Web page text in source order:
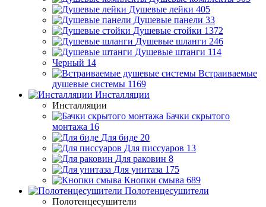
Душевые лейки 405
Душевые панели 33
Душевые стойки 1372
Душевые шланги 246
Душевые штанги 114
Черный 14
Встраиваемые
душевые системы 1169
Инсталляции
Инсталляции
Бачки скрытого
монтажа 16
Для биде 20
Для писсуаров 13
Для раковин 8
Для унитаза 175
Кнопки смыва 689
Полотенцесушители
Полотенцесушители